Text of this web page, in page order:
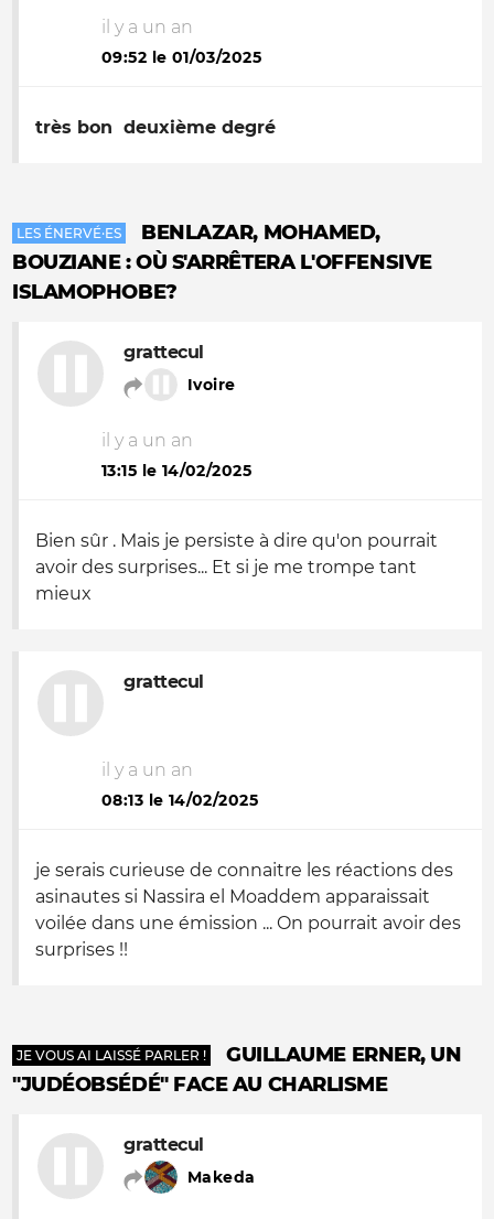
il y a un an
09:52 le 01/03/2025
très bon deuxième degré
LES ÉNERVÉ·ES
BENLAZAR, MOHAMED,
BOUZIANE : OÙ S'ARRÊTERA L'OFFENSIVE
ISLAMOPHOBE?
grattecul
Ivoire
il y a un an
13:15 le 14/02/2025
Bien sûr . Mais je persiste à dire qu'on pourrait
avoir des surprises... Et si je me trompe tant
mieux
grattecul
il y a un an
08:13 le 14/02/2025
je serais curieuse de connaitre les réactions des
asinautes si Nassira el Moaddem apparaissait
voilée dans une émission ... On pourrait avoir des
surprises !!
JE VOUS AI LAISSÉ PARLER !
GUILLAUME ERNER, UN
"JUDÉOBSÉDÉ" FACE AU CHARLISME
grattecul
Makeda